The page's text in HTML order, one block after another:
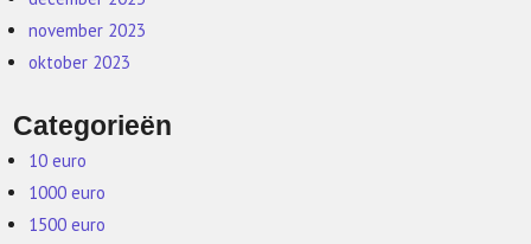
november 2023
oktober 2023
Categorieën
10 euro
1000 euro
1500 euro